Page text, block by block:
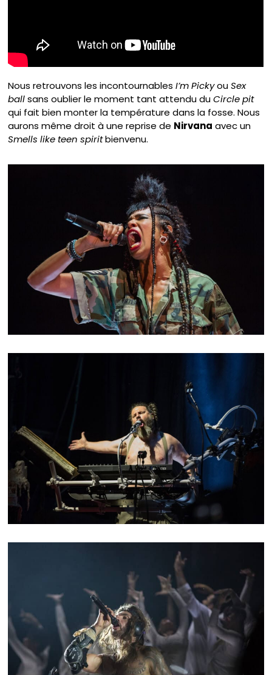
Nous retrouvons les incontournablesI’m PickyouSex
ballsans oublier le moment tant attendu duCircle pit
qui fait bien monter la température dans la fosse. Nous
aurons même droit à une reprise de Nirvana avec un
Smells like teen spiritbienvenu.